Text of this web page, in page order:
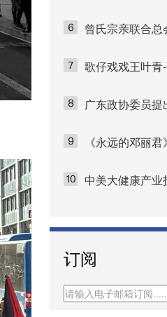
曾氏宗亲联合总
歌仔戏戏王叶青
广东政协委员
《永远的邓丽
中美大健康产业
订阅